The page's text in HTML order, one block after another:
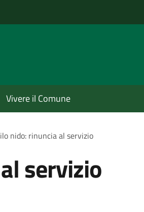
Vivere il Comune
nido: rinuncia al servizio
servizio